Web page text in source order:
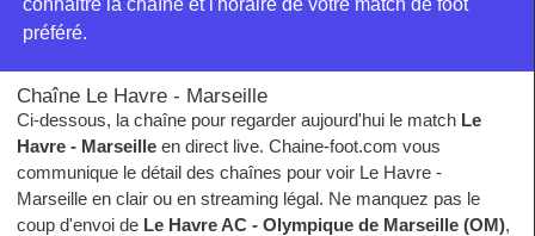
préféré.
Chaîne Le Havre - Marseille
Ci-dessous, la chaîne pour regarder aujourd'hui le match Le
Havre - Marseille en direct live. Chaine-foot.com vous
communique le détail des chaînes pour voir Le Havre -
Marseille en clair ou en streaming légal. Ne manquez pas le
coup d'envoi de Le Havre AC - Olympique de Marseille (OM),